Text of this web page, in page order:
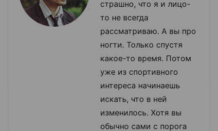
страшно, что я и лицо-
то не всегда
рассматриваю. А вы про
ногти. Только спустя
какое-то время. Потом
уже из спортивного
интереса начинаешь
искать, что в ней
изменилось. Хотя вы
обычно сами с порога